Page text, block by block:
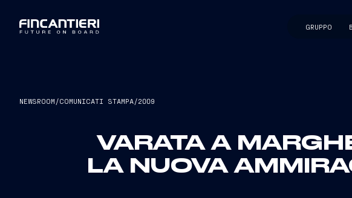
GRUPPO
NEWSROOM /COMUNICATI STAMPA/2009
VARATA A
LA NUOVA